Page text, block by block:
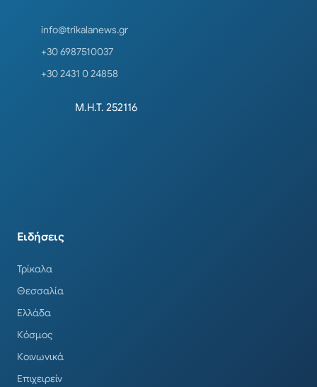
info@trikalanews.gr
+30 6987510037
+30 2431 0 24858
Μ.Η.Τ. 252116
Ειδήσεις
Τρίκαλα
Θεσσαλία
Ελλάδα
Κόσμος
Κοινωνικά
Επιχειρείν